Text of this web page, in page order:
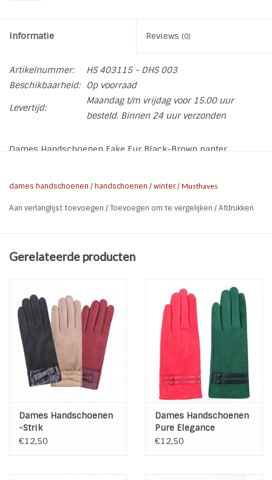
Informatie Reviews (0)
Artikelnummer:
HS 403115 - DHS 003
Beschikbaarheid:
Op voorraad
Levertijd:
Maandag t/m vrijdag voor 15.00 uur
besteld. Binnen 24 uur verzonden
Dames Handschoenen Fake Fur Black-Brown panter.
iedereen geschikt is.
maak keuze
Kenmerken:
Panter motief
dames handschoenen /handschoenen /winter/ Musthaves
Aan verlanglijst toevoegen /Toevoegen om te vergelijken /Afdrukken
Gerelateerde producten
Dames Handschoenen
-Strik
€12,50
Dames Handschoenen
Pure Elegance
€12,50